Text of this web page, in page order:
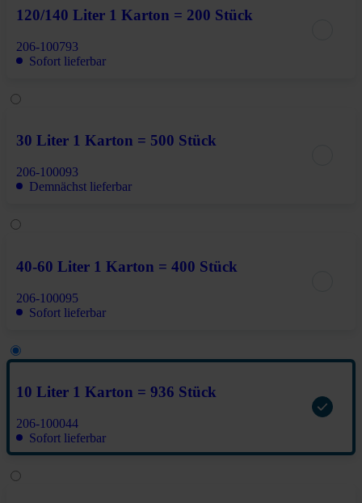
120/140 Liter 1 Karton = 200 Stück
206-100793
Sofort lieferbar
30 Liter 1 Karton = 500 Stück
206-100093
Demnächst lieferbar
40-60 Liter 1 Karton = 400 Stück
206-100095
Sofort lieferbar
10 Liter 1 Karton = 936 Stück
206-100044
Sofort lieferbar